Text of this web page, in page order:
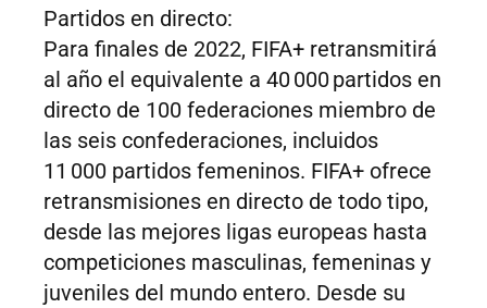
Partidos en directo:
Para finales de 2022, FIFA+ retransmitirá
al año el equivalente a 40 000 partidos en
directo de 100 federaciones miembro de
las seis confederaciones, incluidos
11 000 partidos femeninos. FIFA+ ofrece
retransmisiones en directo de todo tipo,
desde las mejores ligas europeas hasta
competiciones masculinas, femeninas y
juveniles del mundo entero. Desde su